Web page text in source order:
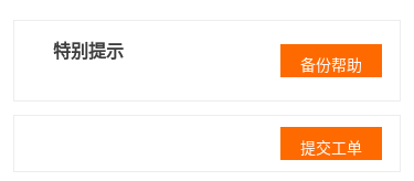
特别提示
备份帮助
提交工单